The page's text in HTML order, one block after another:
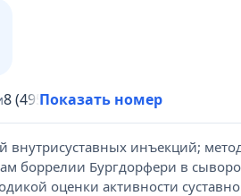
8 (495) 431-69-47
Показать номер
внутрисуставных инъекций;
боррелии Бургдорфери в
оценки активности